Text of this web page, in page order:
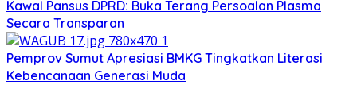
Kawal Pansus DPRD: Buka Terang Persoalan Plasma
Secara Transparan
Pemprov Sumut Apresiasi BMKG Tingkatkan Literasi
Kebencanaan Generasi Muda